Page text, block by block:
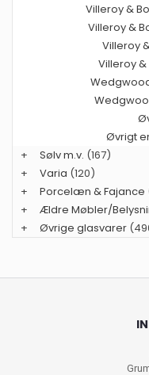
Villeroy &
Villeroy &
Villeroy
Villeroy
Øvrigt
+
Sølv m.v. (167)
+
Varia (120)
+
Porcelæn & Fajance
+
Ældre Møbler/
+
Øvrige glasvarer